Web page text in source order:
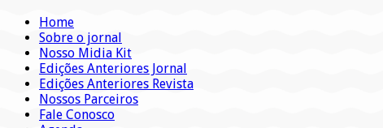
Home
Sobre o jornal
Nosso Midia Kit
Edições Anteriores Jornal
Edições Anteriores Revista
Nossos Parceiros
Fale Conosco